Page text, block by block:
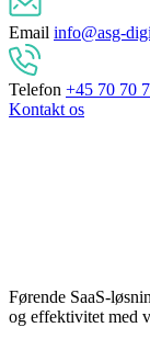
Email info@asg-
Telefon +45 70 70
Kontakt os
Førende SaaS-
og effektivitet med